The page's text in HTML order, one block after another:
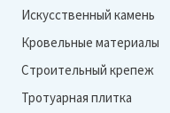
Искусственный камень
Кровельные материалы
Строительный крепеж
Тротуарная плитка